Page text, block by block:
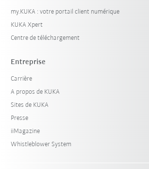
my.KUKA : votre portail client numérique
KUKA Xpert
Centre de téléchargement
Entreprise
Carrière
A propos de KUKA
Sites de KUKA
Presse
iiMagazine
Whistleblower System